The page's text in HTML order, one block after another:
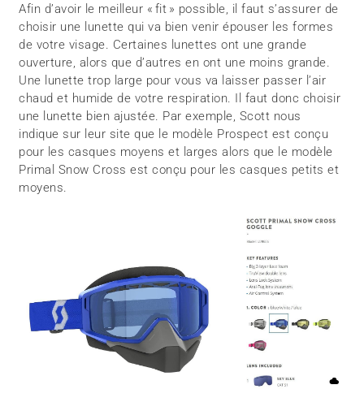
Afin d’avoir le meilleur « fit » possible, il faut s’assurer de
choisir une lunette qui va bien venir épouser les formes
de votre visage. Certaines lunettes ont une grande
ouverture, alors que d’autres en ont une moins grande.
Une lunette trop large pour vous va laisser passer l’air
chaud et humide de votre respiration. Il faut donc choisir
une lunette bien ajustée. Par exemple, Scott nous
indique sur leur site que le modèle Prospect est conçu
pour les casques moyens et larges alors que le modèle
Primal Snow Cross est conçu pour les casques petits et
moyens.